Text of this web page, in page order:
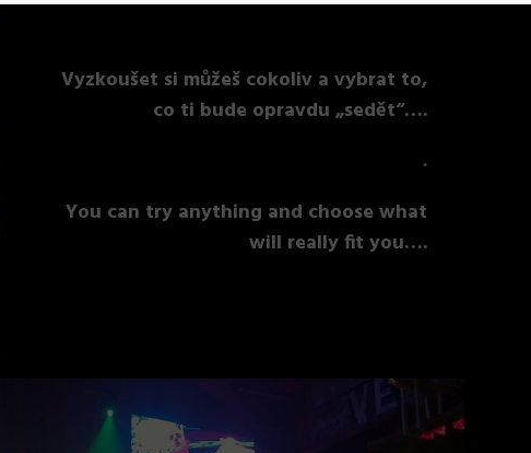
Vyzkoušet si můžeš cokoliv a vybrat to,
co ti bude opravdu „sedět“….
.
You can try anything and choose what
will really fit you….